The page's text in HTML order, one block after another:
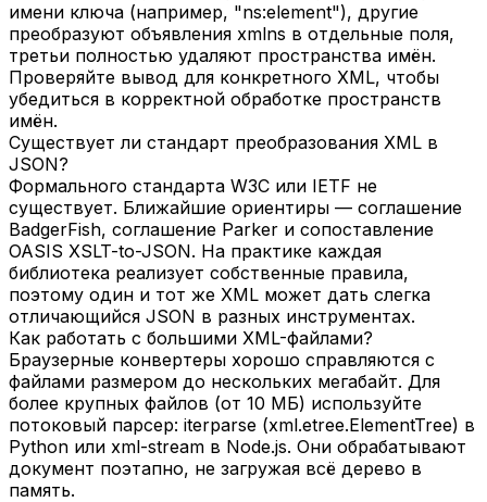
имени ключа (например, "ns:element"), другие
преобразуют объявления xmlns в отдельные поля,
третьи полностью удаляют пространства имён.
Проверяйте вывод для конкретного XML, чтобы
убедиться в корректной обработке пространств
имён.
Существует ли стандарт преобразования XML в
JSON?
Формального стандарта W3C или IETF не
существует. Ближайшие ориентиры — соглашение
BadgerFish, соглашение Parker и сопоставление
OASIS XSLT-to-JSON. На практике каждая
библиотека реализует собственные правила,
поэтому один и тот же XML может дать слегка
отличающийся JSON в разных инструментах.
Как работать с большими XML-файлами?
Браузерные конвертеры хорошо справляются с
файлами размером до нескольких мегабайт. Для
более крупных файлов (от 10 МБ) используйте
потоковый парсер: iterparse (xml.etree.ElementTree) в
Python или xml-stream в Node.js. Они обрабатывают
документ поэтапно, не загружая всё дерево в
память.